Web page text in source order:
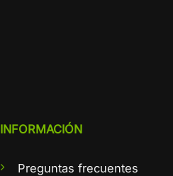
INFORMACIÓN
Preguntas frecuentes